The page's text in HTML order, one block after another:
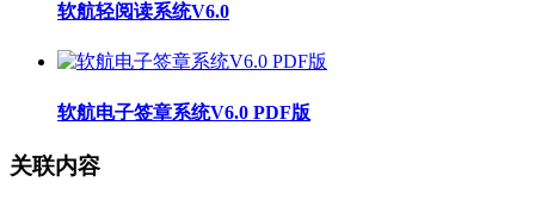
软航轻阅读系统V6.0
软航电子签章系统V6.0 PDF版
关联内容